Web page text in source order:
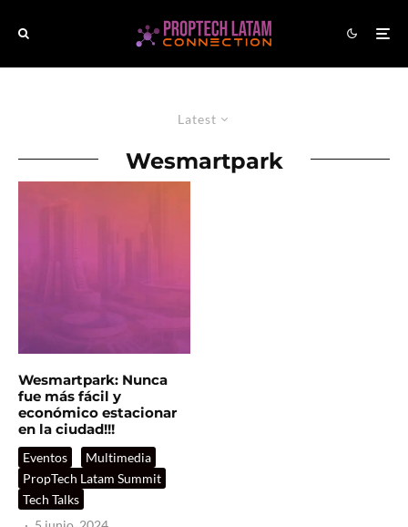
Latest
Wesmartpark
Wesmartpark: Nunca
fue más fácil y
económico estacionar
en la ciudad!!!
Eventos
Multimedia
PropTech Latam Summit
Tech Talks